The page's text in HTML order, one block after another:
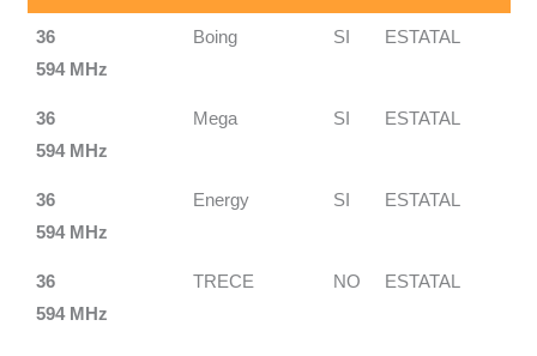
36
594 MHz
Boing SI ESTATAL
36
594 MHz
Mega SI ESTATAL
36
594 MHz
Energy SI ESTATAL
36
594 MHz
TRECE NO ESTATAL